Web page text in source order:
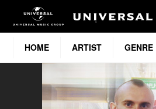
HOME ARTIST GENRE